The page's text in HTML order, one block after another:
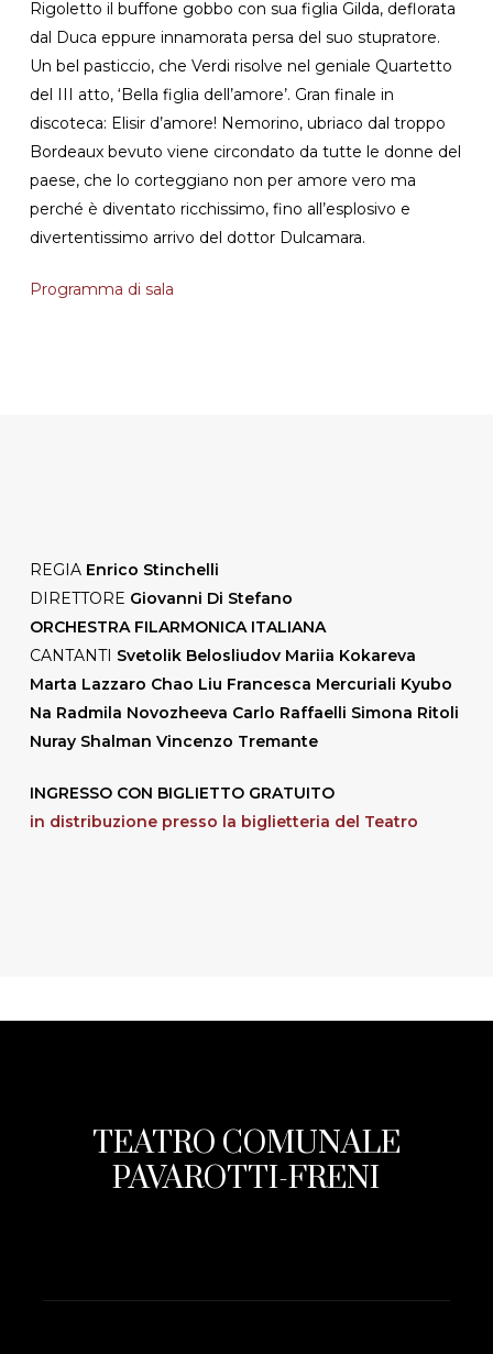
Rigoletto il buffone gobbo con sua figlia Gilda, deflorata
dal Duca eppure innamorata persa del suo stupratore.
Un bel pasticcio, che Verdi risolve nel geniale Quartetto
del III atto, ‘Bella figlia dell’amore’. Gran finale in
discoteca: Elisir d’amore! Nemorino, ubriaco dal troppo
Bordeaux bevuto viene circondato da tutte le donne del
paese, che lo corteggiano non per amore vero ma
perché è diventato ricchissimo, fino all’esplosivo e
divertentissimo arrivo del dottor Dulcamara.
Programma di sala
REGIA Enrico Stinchelli
DIRETTORE Giovanni Di Stefano
ORCHESTRA FILARMONICA ITALIANA
CANTANTI Svetolik Belosliudov Mariia Kokareva
Marta Lazzaro Chao Liu Francesca Mercuriali Kyubo
Na Radmila Novozheeva Carlo Raffaelli Simona Ritoli
Nuray Shalman Vincenzo Tremante
INGRESSO CON BIGLIETTO GRATUITO
in distribuzione presso la biglietteria del Teatro
TEATRO COMUNALE
PAVAROTTI-FRENI